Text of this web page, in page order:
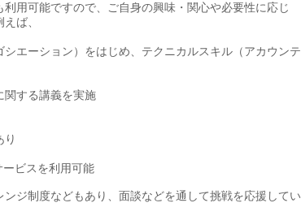
用可能ですので、ご自身の興味・関心や必要性に応じ
ば、
エーション）をはじめ、テクニカルスキル（アカウンテ
関する講義を実施
り
ビスを利用可能
ジ制度などもあり、面談などを通して挑戦を応援してい